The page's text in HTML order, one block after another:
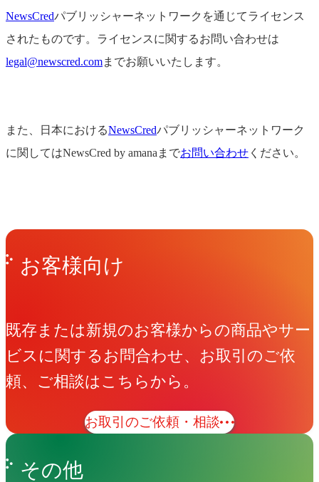
NewsCredパブリッシャーネットワークを通じてライセンス
されたものです。ライセンスに関するお問い合わせは
legal@newscred.comまでお願いいたします。
また、日本におけるNewsCredパブリッシャーネットワーク
に関してはNewsCred by amanaまでお問い合わせ ください。
Get in Touchお問い合わせ
お客様向け
既存または新規のお客様からの商品やサー
ビスに関するお問合わせ、お取引のご依
頼、ご相談はこちらから。
お取引のご依頼・相談
その他